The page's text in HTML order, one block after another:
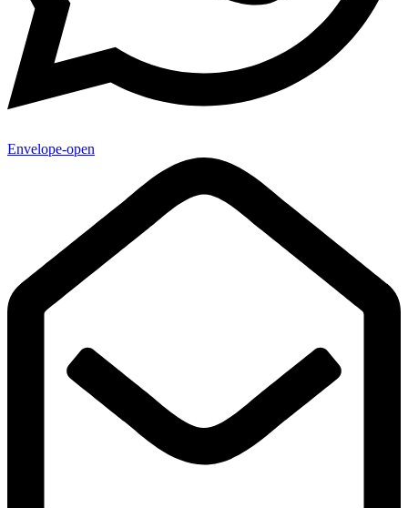
Envelope-open